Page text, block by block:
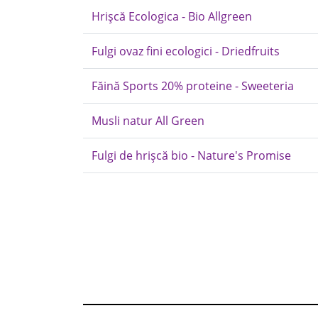
Hrișcă Ecologica - Bio Allgreen
Fulgi ovaz fini ecologici - Driedfruits
Făină Sports 20% proteine - Sweeteria
Musli natur All Green
Fulgi de hrișcă bio - Nature's Promise